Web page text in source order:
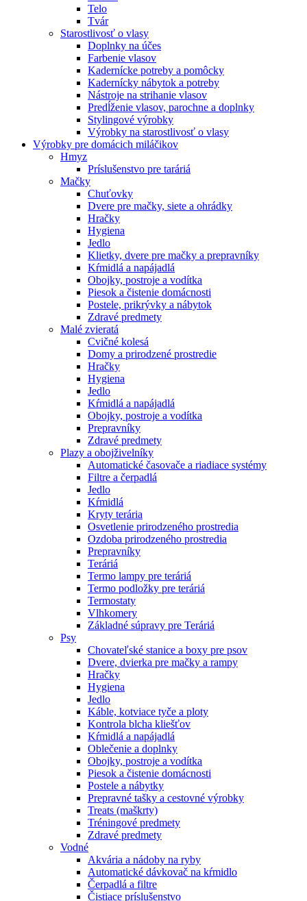
Telo
Tvár
Starostlivosť o vlasy
Doplnky na účes
Farbenie vlasov
Kadernícke potreby a pomôcky
Kadernícky nábytok a potreby
Nástroje na strihanie vlasov
Predĺženie vlasov, parochne a doplnky
Stylingové výrobky
Výrobky na starostlivosť o vlasy
Výrobky pre domácich miláčikov
Hmyz
Príslušenstvo pre taráriá
Mačky
Chuťovky
Dvere pre mačky, siete a ohrádky
Hračky
Hygiena
Jedlo
Klietky, dvere pre mačky a prepravníky
Kŕmidlá a napájadlá
Obojky, postroje a vodítka
Piesok a čistenie domácnosti
Postele, prikrývky a nábytok
Zdravé predmety
Malé zvieratá
Cvičné kolesá
Domy a prirodzené prostredie
Hračky
Hygiena
Jedlo
Kŕmidlá a napájadlá
Obojky, postroje a vodítka
Prepravníky
Zdravé predmety
Plazy a obojživelníky
Automatické časovače a riadiace systémy
Filtre a čerpadlá
Jedlo
Kŕmidlá
Kryty terária
Osvetlenie prirodzeného prostredia
Ozdoba prirodzeného prostredia
Prepravníky
Teráriá
Termo lampy pre teráriá
Termo podložky pre teráriá
Termostaty
Vlhkomery
Základné súpravy pre Teráriá
Psy
Chovateľské stanice a boxy pre psov
Dvere, dvierka pre mačky a rampy
Hračky
Hygiena
Jedlo
Káble, kotviace tyče a ploty
Kontrola blcha kliešťov
Kŕmidlá a napájadlá
Oblečenie a doplnky
Obojky, postroje a vodítka
Piesok a čistenie domácnosti
Postele a nábytky
Prepravné tašky a cestovné výrobky
Treats (maškrty)
Tréningové predmety
Zdravé predmety
Vodné
Akvária a nádoby na ryby
Automatické dávkovač na kŕmidlo
Čerpadlá a filtre
Čistiace príslušenstvo